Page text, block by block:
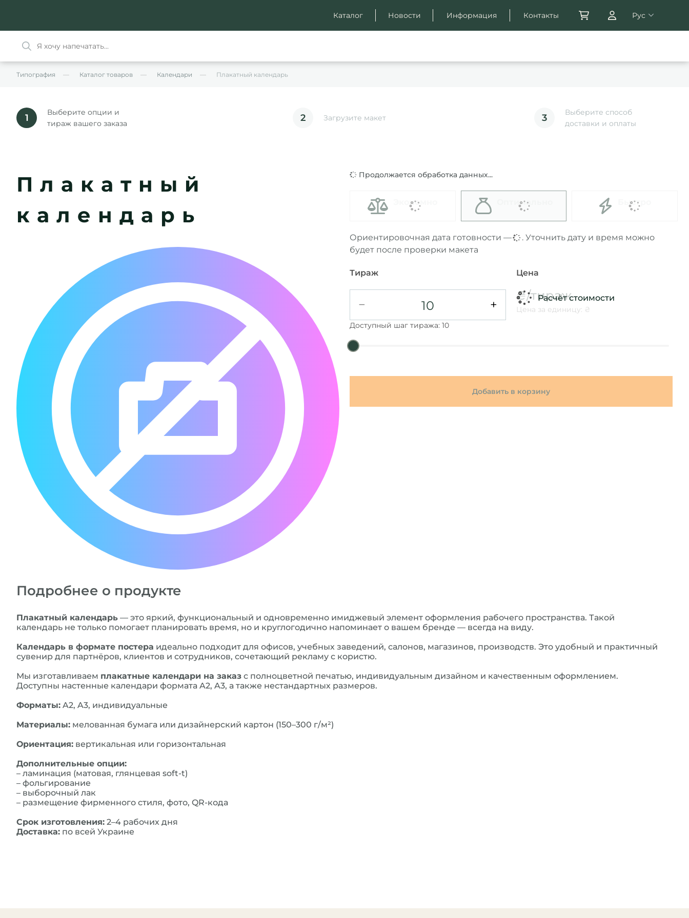
Каталог Новости Информация Контакты Рус
Типография Каталог товаров Календари Плакатный календарь
1
Выберите опции и
тираж вашего заказа
2 Загрузите макет 3
Выберите способ
доставки и оплаты
Плакатный
календарь
Продолжается обработка данных...
Экономно Оптимально Быстро
Ориентировочная дата готовности —.... Уточнить дату и время можно
будет после проверки макета
Тираж
− +
Доступный шаг тиража: 10
Цена
Расчёт стоимости
₴/тираж
Цена за единицу: ₴
Добавить в корзину
Подробнее о продукте
Плакатный календарь — это яркий, функциональный и одновременно имиджевый элемент оформления рабочего пространства. Такой
календарь не только помогает планировать время, но и круглогодично напоминает о вашем бренде — всегда на виду.
Календарь в формате постера идеально подходит для офисов, учебных заведений, салонов, магазинов, производств. Это удобный и практичный
сувенир для партнёров, клиентов и сотрудников, сочетающий рекламу с користю.
Мы изготавливаем плакатные календари на заказ с полноцветной печатью, индивидуальным дизайном и качественным оформлением.
Доступны настенные календари формата A2, A3, а также нестандартных размеров.
Форматы: A2, A3, индивидуальные
Материалы: мелованная бумага или дизайнерский картон (150–300 г/м²)
Ориентация: вертикальная или горизонтальная
Дополнительные опции:
– ламинация (матовая, глянцевая soft-t)
– фольгирование
– выборочный лак
– размещение фирменного стиля, фото, QR-кода
Срок изготовления: 2–4 рабочих дня
Доставка: по всей Украине